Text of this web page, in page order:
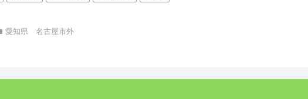
愛知県 名古屋市外